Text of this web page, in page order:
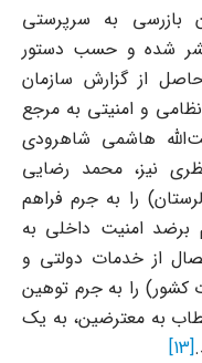
بازرسی به سرپرستی
شده و حسب دستور
از گزارش سازمان
و امنیتی به مرجع
هاشمی شاهرودی
نیز، محمد رضایی
را به جرم فراهم
برضد امنیت داخلی به
از خدمات دولتی و
را به جرم توهین
به معترضین، به یک
[13]